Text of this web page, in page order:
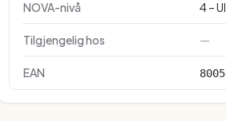
NOVA-nivå 4 –
Tilgjengelig hos —
EAN